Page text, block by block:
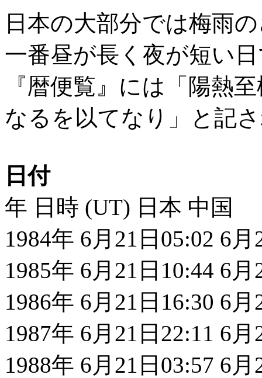
日本の大部分では梅雨
一番昼が長く夜が短い
『暦便覧』には「陽熱
なるを以てなり」と記
日付
年 日時 (UT) 日本 中国
1984年 6月21日05:02 6
1985年 6月21日10:44 6
1986年 6月21日16:30 6
1987年 6月21日22:11 6
1988年 6月21日03:57 6